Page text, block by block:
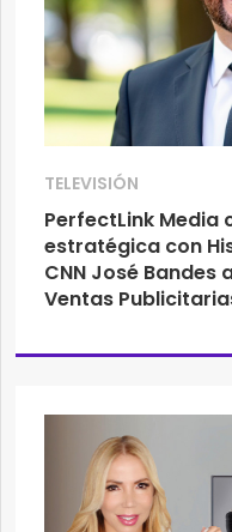
TELEVISIÓN
PerfectLink Media
estratégica con
CNN José
Ventas